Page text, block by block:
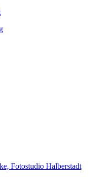
Fotostudio Halberstadt